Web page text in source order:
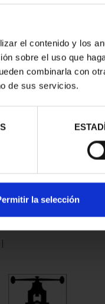
el contenido y los
sobre el uso que
combinarla con
de sus servicios.
la selección
|